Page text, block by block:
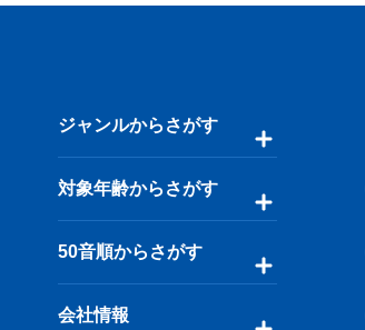
ジャンルからさがす
対象年齢からさがす
50音順からさがす
会社情報